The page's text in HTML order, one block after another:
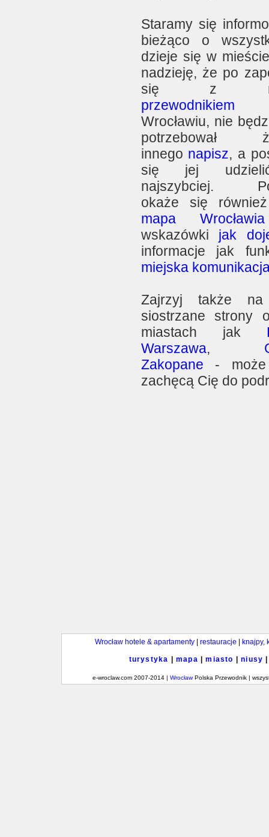
Staramy się
bieżąco o
dzieje się w
nadzieję, że po
się z
przewodnikiem
Wrocławiu, nie
potrzebował
innego napisz, a
się jej
najszybciej.
okaże się
mapa Wrocławia
wskazówki jak
informacje jak
miejska
Zajrzyj także na
siostrzane strony
miastach jak
Warszawa,
Zakopane -
zachęcą Cię do
Wrocław hotele & apartamenty| restauracje knajpy,
turystyka mapa |miasto |niusy
e-wroclaw.com 2007-2014 | WrocławPolska Przewodnik |